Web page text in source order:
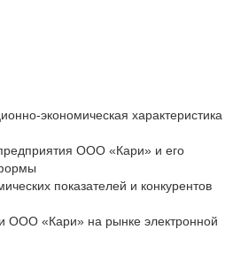
экономическая характеристика
ООО «Кари» и его
показателей и конкурентов
ООО «Кари» на рынке электронной